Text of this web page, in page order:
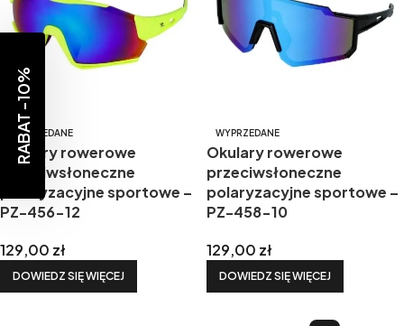
WYPRZEDANE
Okulary rowerowe
przeciwsłoneczne
polaryzacyjne sportowe –
PZ-456-12
129,00 zł
DOWIEDZ SIĘ WIĘCEJ
WYPRZEDANE
Okulary rowerowe
przeciwsłoneczne
polaryzacyjne sportowe –
PZ-458-10
129,00 zł
DOWIEDZ SIĘ WIĘCEJ
RABAT -10%